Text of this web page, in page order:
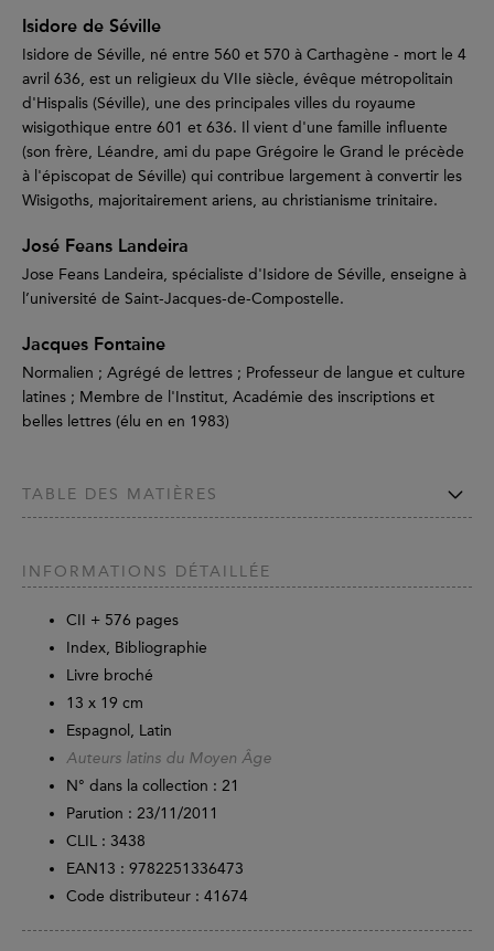
Isidore de Séville
Isidore de Séville, né entre 560 et 570 à Carthagène - mort le 4
avril 636, est un religieux du VIIe siècle, évêque métropolitain
d'Hispalis (Séville), une des principales villes du royaume
wisigothique entre 601 et 636. Il vient d'une famille influente
(son frère, Léandre, ami du pape Grégoire le Grand le précède
à l'épiscopat de Séville) qui contribue largement à convertir les
Wisigoths, majoritairement ariens, au christianisme trinitaire.
José Feans Landeira
Jose Feans Landeira, spécialiste d'Isidore de Séville, enseigne à
l’université de Saint-Jacques-de-Compostelle.
Jacques Fontaine
Normalien ; Agrégé de lettres ; Professeur de langue et culture
latines ; Membre de l'Institut, Académie des inscriptions et
belles lettres (élu en en 1983)
TABLE DES MATIÈRES
INFORMATIONS DÉTAILLÉE
CII + 576 pages
Index, Bibliographie
Livre broché
13 x 19 cm
Espagnol, Latin
Auteurs latins du Moyen Âge
N° dans la collection : 21
Parution : 23/11/2011
CLIL : 3438
EAN13 : 9782251336473
Code distributeur : 41674